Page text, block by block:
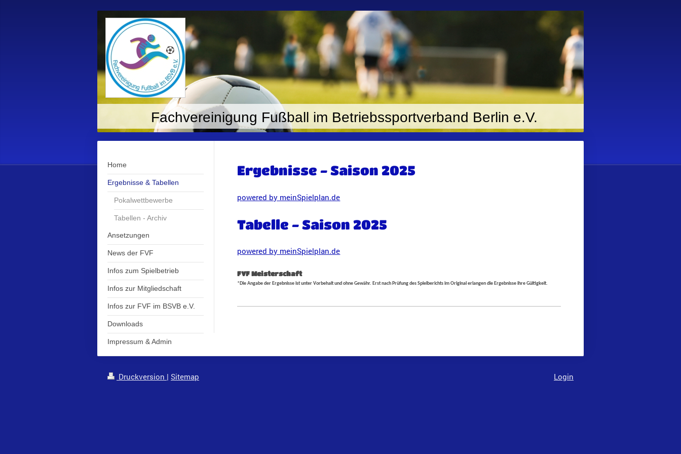
Fachvereinigung Fußball im Betriebssportverband Berlin e.V.
Home
Ergebnisse & Tabellen
Pokalwettbewerbe
Tabellen - Archiv
Ansetzungen
News der FVF
Infos zum Spielbetrieb
Infos zur Mitgliedschaft
Infos zur FVF im BSVB e.V.
Downloads
Impressum & Admin
Ergebnisse - Saison 2025
powered by meinSpielplan.de
Tabelle - Saison 2025
powered by meinSpielplan.de
FVFMeisterschaft
*Die Angabe der Ergebnisse ist unter Vorbehalt und ohne Gewähr. Erst nach Prüfung des Spielberichts im Original erlangen die Ergebnisse ihre Gültigkeit.
Druckversion | Sitemap Login